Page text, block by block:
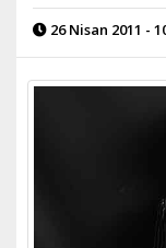
26 Nisan 2011 -